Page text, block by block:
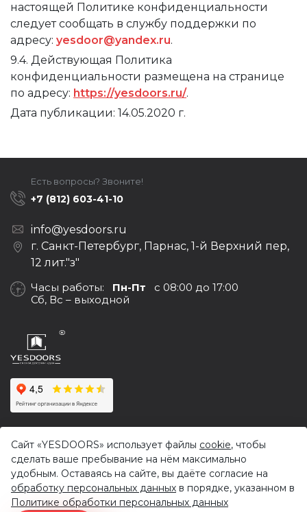
настоящей Политике конфиденциальности
следует сообщать в службу поддержки по
адресу: yesdoor@yandex.ru.
9.4. Действующая Политика
конфиденциальности размещена на странице
по адресу: https://yesdoors.ru/.
Дата публикации: 14.05.2020 г.
© 2017-2026,Yesdoors — оптовая продажа дверей и
фурнитуры
Политика конфиденциальности
Продвижение сайта
Darvin Studio
Есть вопросы? Звоните!
+7 (812) 603-41-10
info@yesdoors.ru
г. Санкт-Петербург, Парнас, 1-й Верхний пер,
12 лит."з"
Часы работы: Пн-Пт с 08:00 до 17:00
Сб, Вс – выходной
Сайт «YESDOORS» использует файлы cookie, чтобы
сделать ваше пребывание на нём максимально
удобным. Оставаясь на сайте, вы даёте согласие на
обработку персональных данных в порядке, указанном в
Политике обработки персональных данных